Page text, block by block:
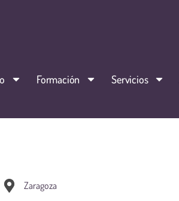
Formación Servicios
Zaragoza